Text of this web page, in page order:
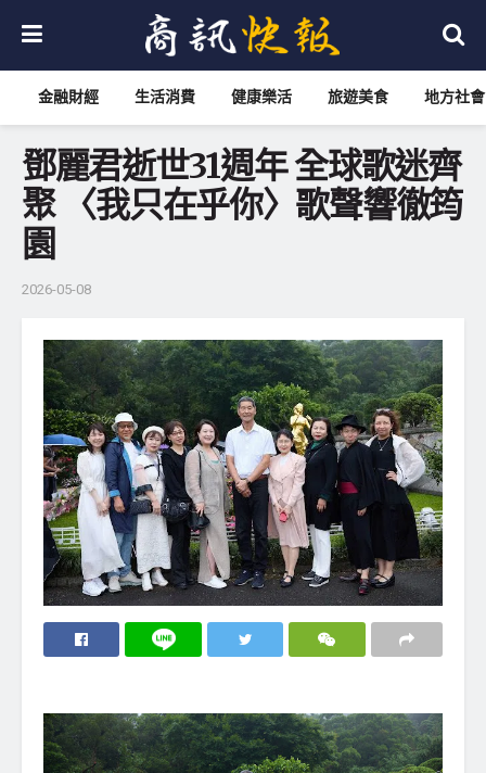
金融財經 生活消費 健康樂活 旅遊美食 地方社會
鄧麗君逝世31週年 全球歌迷齊
聚 〈我只在乎你〉歌聲響徹筠
園
2026-05-08